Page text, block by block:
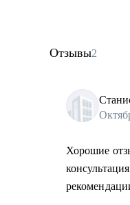
Отзывы2
Хорошие